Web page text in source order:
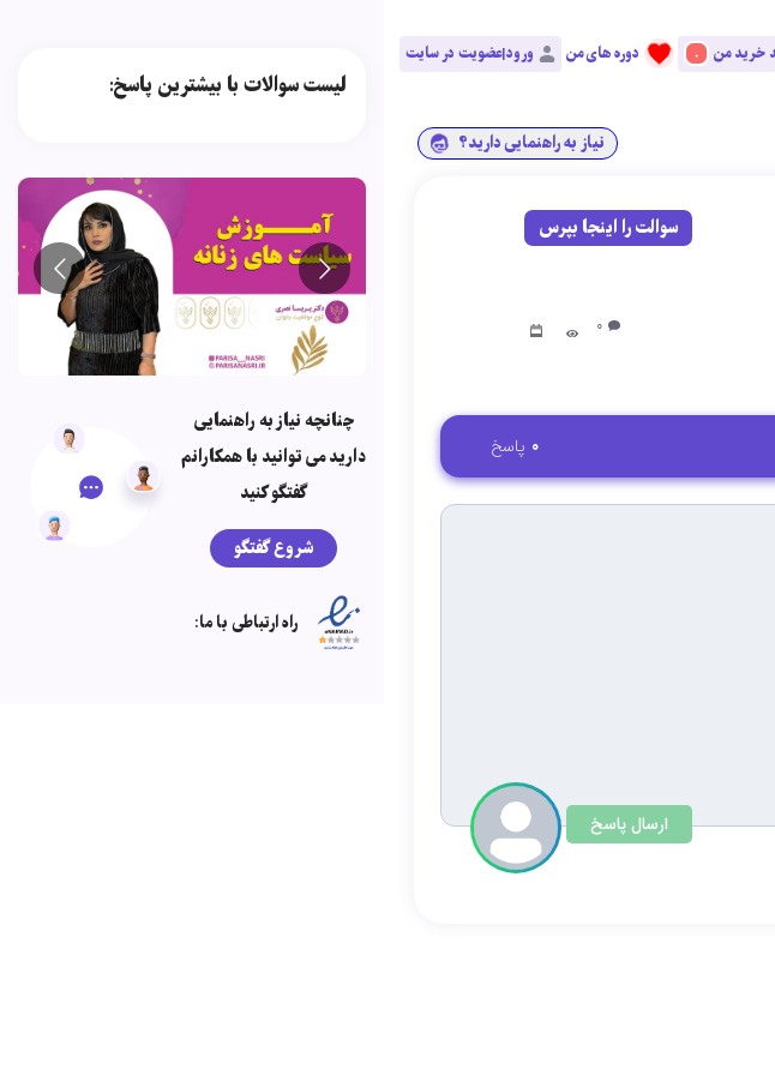
خرید من 0 دوره های من ورود|عضویت در سایت
نیاز به راهنمایی دارید؟
سوالت را اینجا بپرس
0
0 پاسخ
ارسال پاسخ
لیست سوالات با بیشترین پاسخ:
چنانچه نیاز به راهنمایی
دارید می توانید با همکارانم
گفتگو کنید
شروع گفتگو
راه ارتباطی با ما: